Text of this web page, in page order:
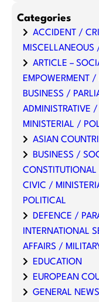
Categories
ACCIDENT /
MISCELLANEOUS
ARTICLE –
EMPOWERMENT
BUSINESS /
ADMINISTRATIVE
MINISTERIAL /
ASIAN
BUSINESS /
CIVIC /
POLITICAL
DEFENCE /
INTERNATIONAL
AFFAIRS /
EDUCATION
EUROPEAN
GENERAL NEWS